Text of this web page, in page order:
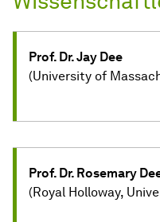
Prof. Dr. Jay Dee
(University of
Prof. Dr. Rosemary
(Royal Holloway,